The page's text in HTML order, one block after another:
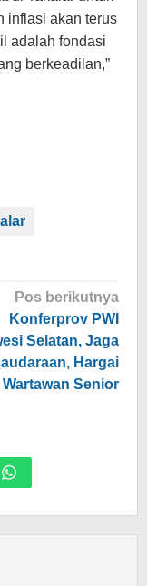
inflasi akan terus
adalah fondasi
berkeadilan,”
Pos berikutnya
Konferprov PWI
Selatan, Jaga
Hargai
Wartawan Senior